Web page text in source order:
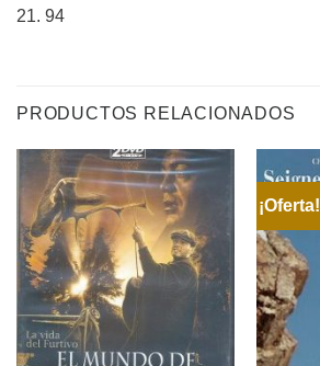
21. 94
PRODUCTOS RELACIONADOS
¡Oferta!